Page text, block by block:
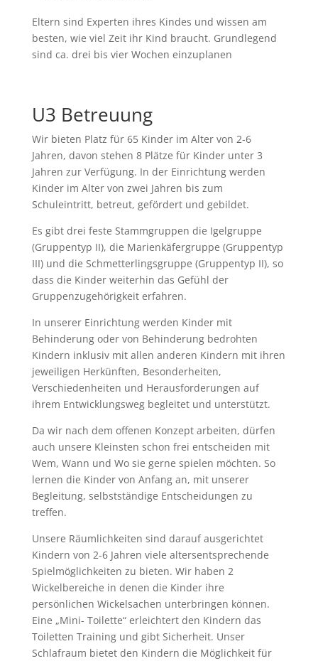
Eltern sind Experten ihres Kindes und wissen am
besten, wie viel Zeit ihr Kind braucht. Grundlegend
sind ca. drei bis vier Wochen einzuplanen
U3 Betreuung
Wir bieten Platz für 65 Kinder im Alter von 2-6
Jahren, davon stehen 8 Plätze für Kinder unter 3
Jahren zur Verfügung. In der Einrichtung werden
Kinder im Alter von zwei Jahren bis zum
Schuleintritt, betreut, gefördert und gebildet.
Es gibt drei feste Stammgruppen die Igelgruppe
(Gruppentyp II), die Marienkäfergruppe (Gruppentyp
III) und die Schmetterlingsgruppe (Gruppentyp II), so
dass die Kinder weiterhin das Gefühl der
Gruppenzugehörigkeit erfahren.
In unserer Einrichtung werden Kinder mit
Behinderung oder von Behinderung bedrohten
Kindern inklusiv mit allen anderen Kindern mit ihren
jeweiligen Herkünften, Besonderheiten,
Verschiedenheiten und Herausforderungen auf
ihrem Entwicklungsweg begleitet und unterstützt.
Da wir nach dem offenen Konzept arbeiten, dürfen
auch unsere Kleinsten schon frei entscheiden mit
Wem, Wann und Wo sie gerne spielen möchten. So
lernen die Kinder von Anfang an, mit unserer
Begleitung, selbstständige Entscheidungen zu
treffen.
Unsere Räumlichkeiten sind darauf ausgerichtet
Kindern von 2-6 Jahren viele altersentsprechende
Spielmöglichkeiten zu bieten. Wir haben 2
Wickelbereiche in denen die Kinder ihre
persönlichen Wickelsachen unterbringen können.
Eine „Mini- Toilette“ erleichtert den Kindern das
Toiletten Training und gibt Sicherheit. Unser
Schlafraum bietet den Kindern die Möglichkeit für